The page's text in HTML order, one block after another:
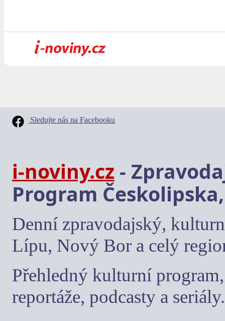
Sledujte nás na Facebooku
i-noviny.cz -
Program
Denní zpravodajský,
Lípu, Nový Bor a celý
Přehledný kulturní
reportáže, podcasty a seriály.